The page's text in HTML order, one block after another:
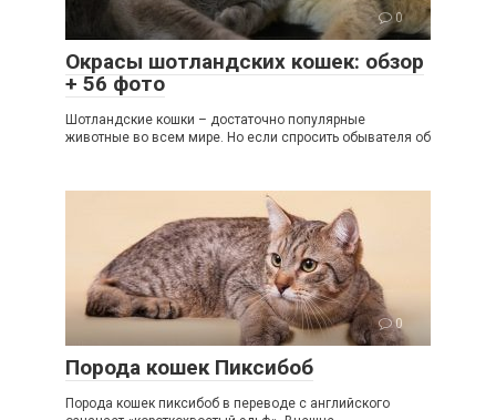
0
Окрасы шотландских кошек: обзор
+ 56 фото
Шотландские кошки – достаточно популярные
животные во всем мире. Но если спросить обывателя об
0
Порода кошек Пиксибоб
Порода кошек пиксибоб в переводе с английского